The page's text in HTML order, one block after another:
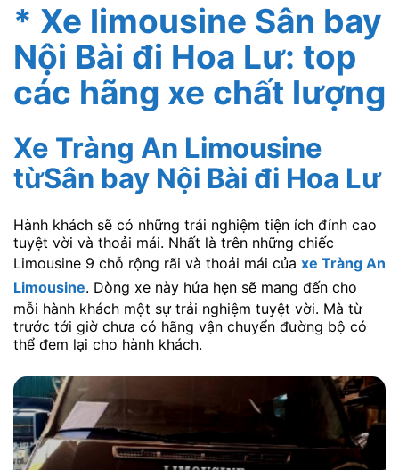
* Xe limousine Sân bay
Nội Bài đi Hoa Lư: top
các hãng xe chất lượng
Xe Tràng An Limousine
từSân bay Nội Bài đi Hoa Lư
Hành khách sẽ có những trải nghiệm tiện ích đỉnh cao
tuyệt vời và thoải mái. Nhất là trên những chiếc
Limousine 9 chỗ rộng rãi và thoải mái của xe Tràng An
Limousine. Dòng xe này hứa hẹn sẽ mang đến cho
mỗi hành khách một sự trải nghiệm tuyệt vời. Mà từ
trước tới giờ chưa có hãng vận chuyển đường bộ có
thể đem lại cho hành khách.